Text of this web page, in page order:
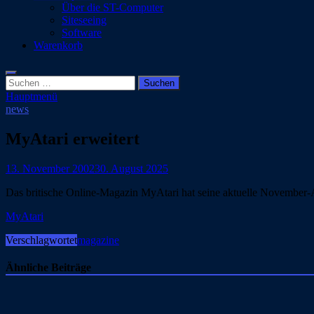
Über die ST-Computer
Siteseeing
Software
Warenkorb
Suchen
nach:
Hauptmenü
news
MyAtari erweitert
13. November 200230. August 2025
Das britische Online-Magazin MyAtari hat seine aktuelle
MyAtari
Verschlagwortetmagazine
Ähnliche Beiträge